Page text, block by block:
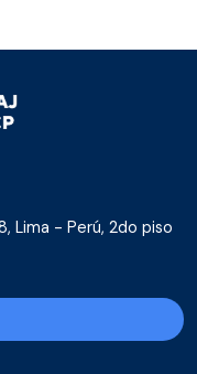
Lima - Perú, 2do piso